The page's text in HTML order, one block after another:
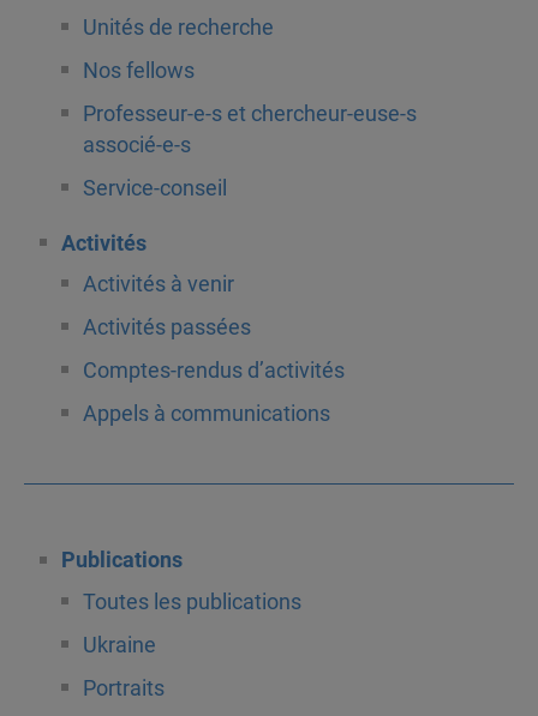
Unités de recherche
Nos fellows
Professeur-e-s et chercheur-euse-s
associé-e-s
Service-conseil
Activités
Activités à venir
Activités passées
Comptes-rendus d’activités
Appels à communications
Publications
Toutes les publications
Ukraine
Portraits